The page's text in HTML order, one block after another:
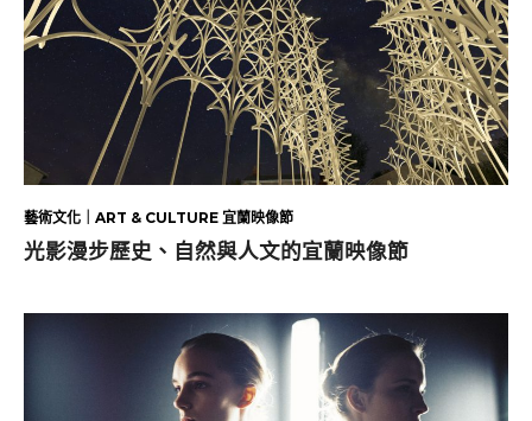
藝術文化｜ART & CULTURE 宜蘭映像節
光影漫步歷史、自然與人文的宜蘭映像節